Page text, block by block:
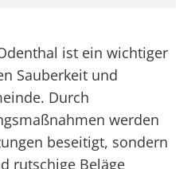
ist ein wichtiger
Sauberkeit und
Durch
werden
beseitigt, sondern
rutschige Beläge